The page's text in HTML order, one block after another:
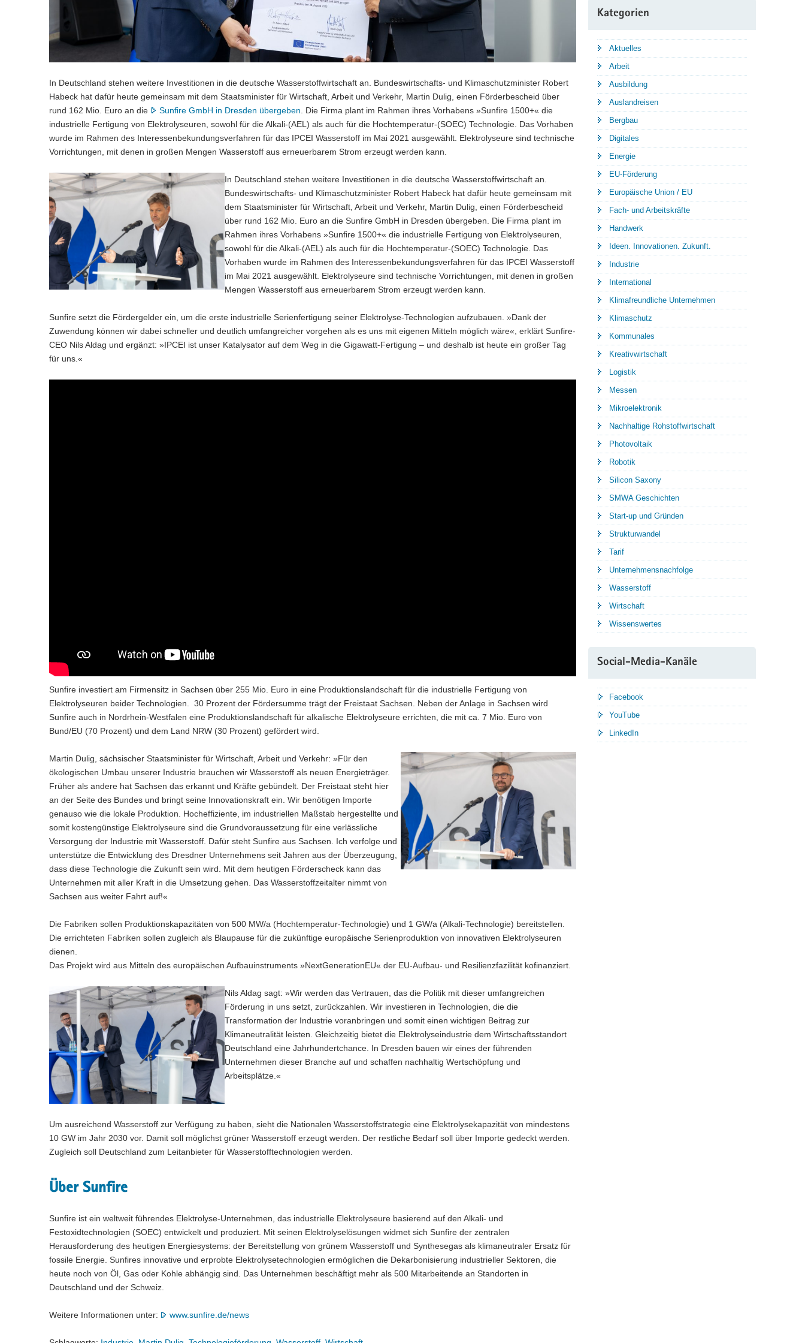
In Deutschland stehen weitere Investitionen in die deutsche Wasserstoffwirtschaft an. Bundeswirtschafts- und Klimaschutzminister Robert
Habeck hat dafür heute gemeinsam mit dem Staatsminister für Wirtschaft, Arbeit und Verkehr, Martin Dulig, einen Förderbescheid über
rund 162 Mio. Euro an die
Sunfire GmbH in Dresden übergeben . Die Firma plant im Rahmen ihres Vorhabens »Sunfire 1500+« die
industrielle Fertigung von Elektrolyseuren, sowohl für die Alkali-(AEL) als auch für die Hochtemperatur-(SOEC) Technologie. Das Vorhaben
wurde im Rahmen des Interessenbekundungsverfahren für das IPCEI Wasserstoff im Mai 2021 ausgewählt. Elektrolyseure sind technische
Vorrichtungen, mit denen in großen Mengen Wasserstoff aus erneuerbarem Strom erzeugt werden kann.
In Deutschland stehen weitere Investitionen in die deutsche Wasserstoffwirtschaft an.
Bundeswirtschafts- und Klimaschutzminister Robert Habeck hat dafür heute gemeinsam mit
dem Staatsminister für Wirtschaft, Arbeit und Verkehr, Martin Dulig, einen Förderbescheid
über rund 162 Mio. Euro an die Sunfire GmbH in Dresden übergeben. Die Firma plant im
Rahmen ihres Vorhabens »Sunfire 1500+« die industrielle Fertigung von Elektrolyseuren,
sowohl für die Alkali-(AEL) als auch für die Hochtemperatur-(SOEC) Technologie. Das
Vorhaben wurde im Rahmen des Interessenbekundungsverfahren für das IPCEI Wasserstoff
im Mai 2021 ausgewählt. Elektrolyseure sind technische Vorrichtungen, mit denen in großen
Mengen Wasserstoff aus erneuerbarem Strom erzeugt werden kann.
Sunfire setzt die Fördergelder ein, um die erste industrielle Serienfertigung seiner Elektrolyse-Technologien aufzubauen. »Dank der
Zuwendung können wir dabei schneller und deutlich umfangreicher vorgehen als es uns mit eigenen Mitteln möglich wäre«, erklärt Sunfire-
CEO Nils Aldag und ergänzt: »IPCEI ist unser Katalysator auf dem Weg in die Gigawatt-Fertigung – und deshalb ist heute ein großer Tag
für uns.«
Sunfire investiert am Firmensitz in Sachsen über 255 Mio. Euro in eine Produktionslandschaft für die industrielle Fertigung von
Elektrolyseuren beider Technologien. 30 Prozent der Fördersumme trägt der Freistaat Sachsen. Neben der Anlage in Sachsen wird
Sunfire auch in Nordrhein-Westfalen eine Produktionslandschaft für alkalische Elektrolyseure errichten, die mit ca. 7 Mio. Euro von
Bund/EU (70 Prozent) und dem Land NRW (30 Prozent) gefördert wird.
Martin Dulig, sächsischer Staatsminister für Wirtschaft, Arbeit und Verkehr: »Für den
ökologischen Umbau unserer Industrie brauchen wir Wasserstoff als neuen Energieträger.
Früher als andere hat Sachsen das erkannt und Kräfte gebündelt. Der Freistaat steht hier
an der Seite des Bundes und bringt seine Innovationskraft ein. Wir benötigen Importe
genauso wie die lokale Produktion. Hocheffiziente, im industriellen Maßstab hergestellte und
somit kostengünstige Elektrolyseure sind die Grundvoraussetzung für eine verlässliche
Versorgung der Industrie mit Wasserstoff. Dafür steht Sunfire aus Sachsen. Ich verfolge und
unterstütze die Entwicklung des Dresdner Unternehmens seit Jahren aus der Überzeugung,
dass diese Technologie die Zukunft sein wird. Mit dem heutigen Förderscheck kann das
Unternehmen mit aller Kraft in die Umsetzung gehen. Das Wasserstoffzeitalter nimmt von
Sachsen aus weiter Fahrt auf!«
Die Fabriken sollen Produktionskapazitäten von 500 MW/a (Hochtemperatur-Technologie) und 1 GW/a (Alkali-Technologie) bereitstellen.
Die errichteten Fabriken sollen zugleich als Blaupause für die zukünftige europäische Serienproduktion von innovativen Elektrolyseuren
dienen.
Das Projekt wird aus Mitteln des europäischen Aufbauinstruments »NextGenerationEU« der EU-Aufbau- und Resilienzfazilität kofinanziert.
Nils Aldag sagt: »Wir werden das Vertrauen, das die Politik mit dieser umfangreichen
Förderung in uns setzt, zurückzahlen. Wir investieren in Technologien, die die
Transformation der Industrie voranbringen und somit einen wichtigen Beitrag zur
Klimaneutralität leisten. Gleichzeitig bietet die Elektrolyseindustrie dem Wirtschaftsstandort
Deutschland eine Jahrhundertchance. In Dresden bauen wir eines der führenden
Unternehmen dieser Branche auf und schaffen nachhaltig Wertschöpfung und
Arbeitsplätze.«
Um ausreichend Wasserstoff zur Verfügung zu haben, sieht die Nationalen Wasserstoffstrategie eine Elektrolysekapazität von mindestens
10 GW im Jahr 2030 vor. Damit soll möglichst grüner Wasserstoff erzeugt werden. Der restliche Bedarf soll über Importe gedeckt werden.
Zugleich soll Deutschland zum Leitanbieter für Wasserstofftechnologien werden.
Über Sunfire
Sunfire ist ein weltweit führendes Elektrolyse-Unternehmen, das industrielle Elektrolyseure basierend auf den Alkali- und
Festoxidtechnologien (SOEC) entwickelt und produziert. Mit seinen Elektrolyselösungen widmet sich Sunfire der zentralen
Herausforderung des heutigen Energiesystems: der Bereitstellung von grünem Wasserstoff und Synthesegas als klimaneutraler Ersatz für
fossile Energie. Sunfires innovative und erprobte Elektrolysetechnologien ermöglichen die Dekarbonisierung industrieller Sektoren, die
heute noch von Öl, Gas oder Kohle abhängig sind. Das Unternehmen beschäftigt mehr als 500 Mitarbeitende an Standorten in
Deutschland und der Schweiz.
Weitere Informationen unter: www.sunfire.de/news
Kategorien
Aktuelles
Arbeit
Ausbildung
Auslandreisen
Bergbau
Digitales
Energie
EU-Förderung
Europäische Union / EU
Fach- und Arbeitskräfte
Handwerk
Ideen. Innovationen. Zukunft.
Industrie
International
Klimafreundliche Unternehmen
Klimaschutz
Kommunales
Kreativwirtschaft
Logistik
Messen
Mikroelektronik
Nachhaltige Rohstoffwirtschaft
Photovoltaik
Robotik
Silicon Saxony
SMWA Geschichten
Start-up und Gründen
Strukturwandel
Tarif
Unternehmensnachfolge
Wasserstoff
Wirtschaft
Wissenswertes
Social-Media-Kanäle
Facebook
YouTube
LinkedIn